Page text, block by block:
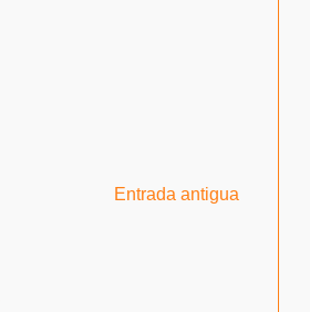
Entrada antigua